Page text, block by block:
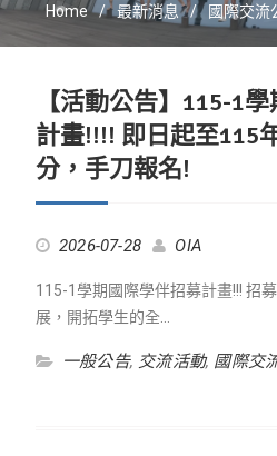
Home 最新消息 國際交流
【活動公告】115-1
計畫!!!! 即日起至115
分，手刀報名!
2026-07-28 OIA
115-1學期國際學伴招募計畫!!! 招
展，開拓學生的全…
一般公告, 交流活動, 國際交